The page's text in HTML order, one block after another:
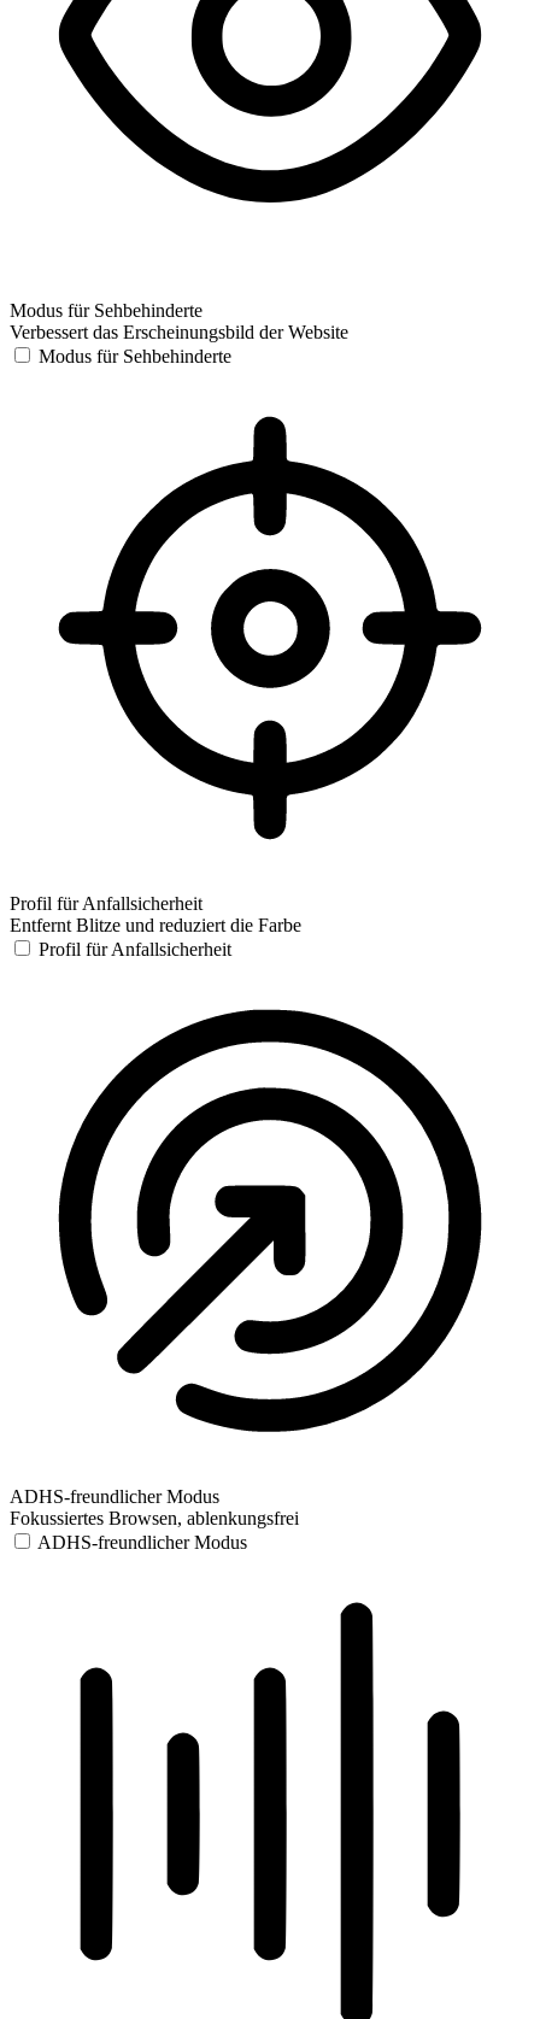
Modus für Sehbehinderte
Verbessert das Erscheinungsbild der Website
Modus für Sehbehinderte
Profil für Anfallsicherheit
Entfernt Blitze und reduziert die Farbe
Profil für Anfallsicherheit
ADHS-freundlicher Modus
Fokussiertes Browsen, ablenkungsfrei
ADHS-freundlicher Modus